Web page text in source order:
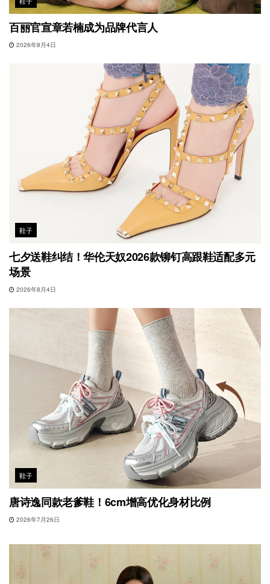
百丽官宣章若楠成为品牌代言人
2026年8月4日
鞋子
七夕送鞋纠结！华伦天奴2026款铆钉高跟鞋适配多元
场景
2026年8月4日
鞋子
唐诗逸同款老爹鞋！6cm增高优化身材比例
2026年7月26日